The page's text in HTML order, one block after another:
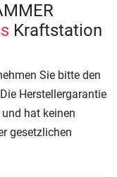
Kraftstation
Sie bitte den
Herstellergarantie
hat keinen
gesetzlichen